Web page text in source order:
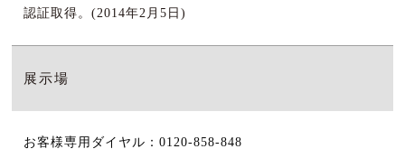
認証取得。(2014年2月5日)
展示場
お客様専用ダイヤル：0120-858-848